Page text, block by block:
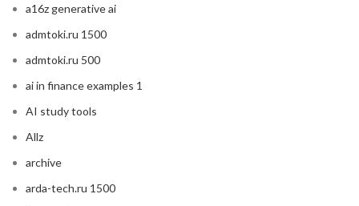
a16z generative ai
admtoki.ru 1500
admtoki.ru 500
ai in finance examples 1
AI study tools
Allz
archive
arda-tech.ru 1500